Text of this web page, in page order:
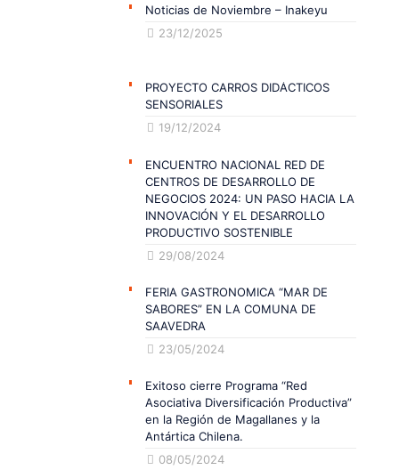
Noticias de Noviembre – Inakeyu
23/12/2025
PROYECTO CARROS DIDÁCTICOS
SENSORIALES
19/12/2024
ENCUENTRO NACIONAL RED DE
CENTROS DE DESARROLLO DE
NEGOCIOS 2024: UN PASO HACIA LA
INNOVACIÓN Y EL DESARROLLO
PRODUCTIVO SOSTENIBLE
29/08/2024
FERIA GASTRONOMICA “MAR DE
SABORES” EN LA COMUNA DE
SAAVEDRA
23/05/2024
Exitoso cierre Programa “Red
Asociativa Diversificación Productiva”
en la Región de Magallanes y la
Antártica Chilena.
08/05/2024